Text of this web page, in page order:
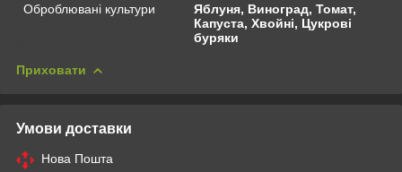
Оброблювані культури
Яблуня, Виноград, Томат,
Капуста, Хвойні, Цукрові
буряки
Приховати
Умови доставки
Нова Пошта